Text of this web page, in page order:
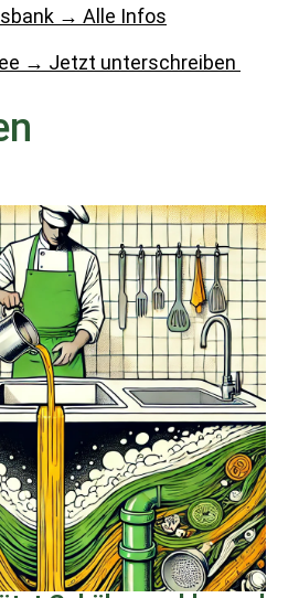
→ Alle Infos
→ Jetzt unterschreiben